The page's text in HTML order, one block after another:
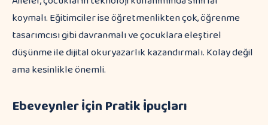
koymalı. Eğitimciler ise öğretmenlikten çok, öğrenme
tasarımcısı gibi davranmalı ve çocuklara eleştirel
düşünme ile dijital okuryazarlık kazandırmalı. Kolay değil
ama kesinlikle önemli.
Ebeveynler İçin Pratik İpuçları